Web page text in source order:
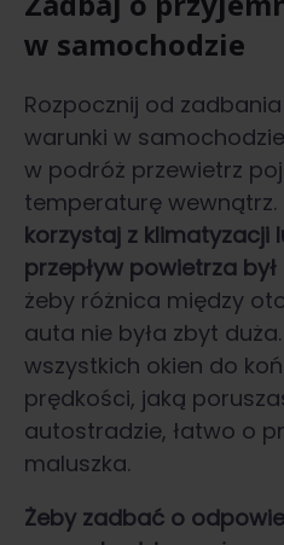
w samochodzie
Rozpocznij od
warunki w
w podróż przewietrz
temperaturę wewnątrz.
korzystaj z klimatyzacji
przepływ powietrza był
żeby różnica między
auta nie była zbyt
wszystkich okien do
prędkości, jaką
autostradzie, łatwo o
maluszka.
Żeby zadbać o